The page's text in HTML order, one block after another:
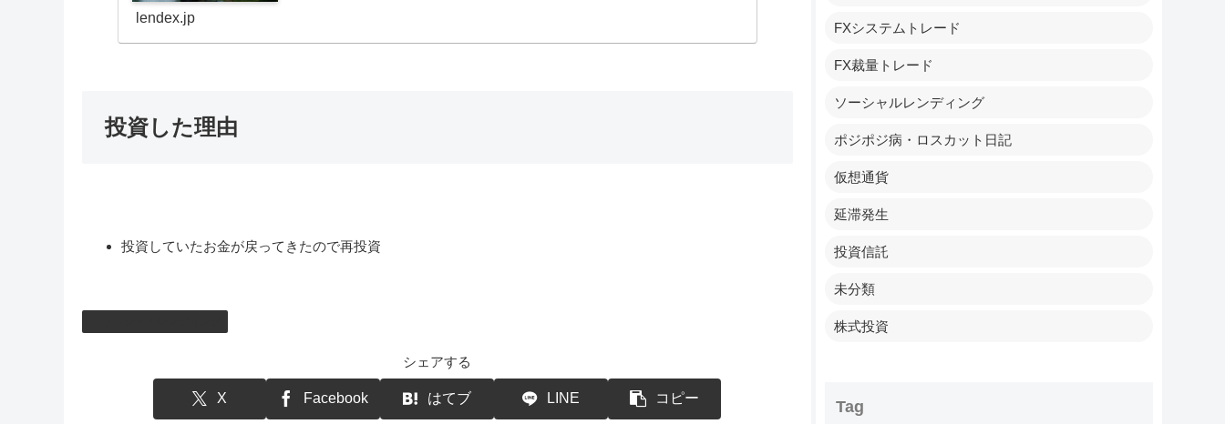
lendex.jp
投資した理由
投資していたお金が戻ってきたので再投資
シェアする
X Facebook はてブ LINE コピー
FXシステムトレード
FX裁量トレード
ソーシャルレンディング
ポジポジ病・ロスカット日記
仮想通貨
延滞発生
投資信託
未分類
株式投資
Tag